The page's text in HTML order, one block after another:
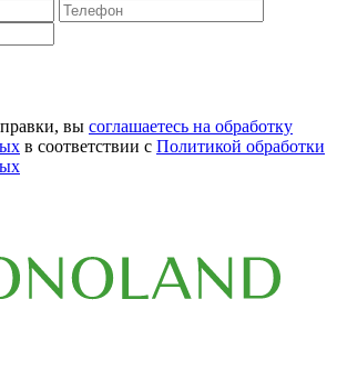
вы соглашаетесь на обработку
в соответствии с Политикой обработки